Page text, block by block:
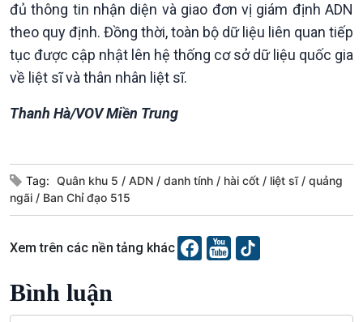
Văn hoá & Du lịch
Tin Văn hoá & Du lịch
Chát với người nổi tiếng
Multimedia
Ảnh
E-Magazine
đủ thông tin nhận diện và giao đơn vị giám định ADN
theo quy định. Đồng thời, toàn bộ dữ liệu liên quan tiếp
tục được cập nhật lên hệ thống cơ sở dữ liệu quốc gia
về liệt sĩ và thân nhân liệt sĩ.
Thanh Hà/VOV Miền Trung
Tag: Quân khu 5 ADN danh tính hài cốt liệt sĩ
quảng
ngãi
Ban Chỉ đạo 515
Xem trên các nền tảng khác
Bình luận